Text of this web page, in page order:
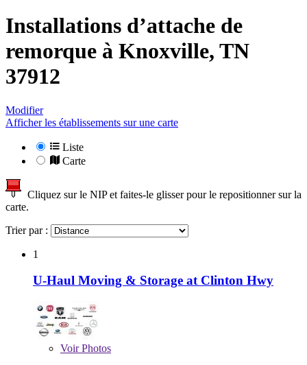
Installations d’attache de
remorque à Knoxville, TN
37912
Modifier
Afficher les établissements sur une carte
Liste
Carte
Cliquez sur le NIP et faites-le glisser pour le repositionner sur la
carte.
Trier par :
1
U-Haul Moving & Storage at Clinton Hwy
VoirPhotos